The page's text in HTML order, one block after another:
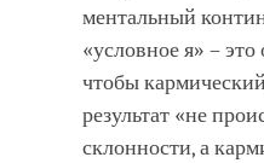
ментальный
«условное я» –
чтобы
результат «не
склонности, а